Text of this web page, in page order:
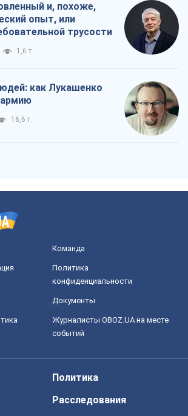
и, похоже,
опыт, или
трусости
1,6 т.
как Лукашенко
16,6 т.
Команда
Политика
конфиденциальности
Документы
Журналисты OBOZ.UA на месте
событий
Политика
Расследования